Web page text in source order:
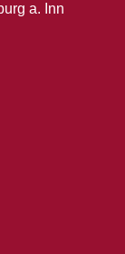
a. Inn